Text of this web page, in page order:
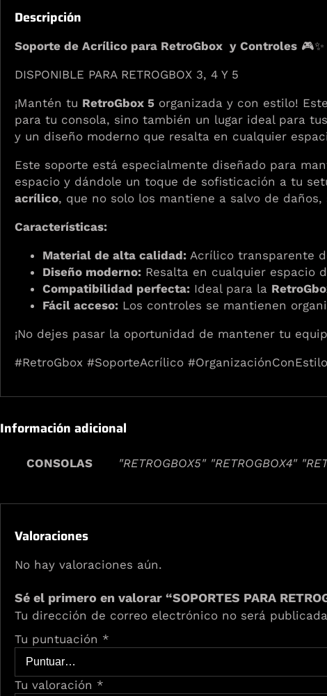
Descripción
Soporte de Acrílico para RetroGbox y Controles 🎮✨
DISPONIBLE PARA RETROGBOX 3, 4 Y 5
¡Mantén tu RetroGbox 5 organizada y con estilo!
para tu consola, sino también un lugar ideal para
y un diseño moderno que resalta en cualquier
Este soporte está especialmente diseñado para
espacio y dándole un toque de sofisticación a tu
acrílico, que no solo los mantiene a salvo de
Características:
Material de alta calidad: Acrílico transparente
Diseño moderno: Resalta en cualquier espacio
Compatibilidad perfecta: Ideal para la
Fácil acceso: Los controles se mantienen
¡No dejes pasar la oportunidad de mantener tu
#RetroGbox #SoporteAcrílico
Información adicional
CONSOLAS "RETROGBOX5" "RETROGBOX4"
Valoraciones
No hay valoraciones aún.
Sé el primero en valorar “SOPORTES PARA
Tu dirección de correo electrónico no será
Tu puntuación *
Tu valoración *